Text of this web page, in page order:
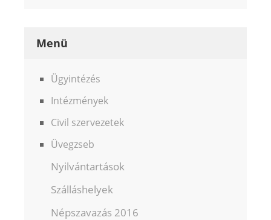
Menü
Ügyintézés
Intézmények
Civil szervezetek
Üvegzseb
Nyilvántartások
Szálláshelyek
Népszavazás 2016